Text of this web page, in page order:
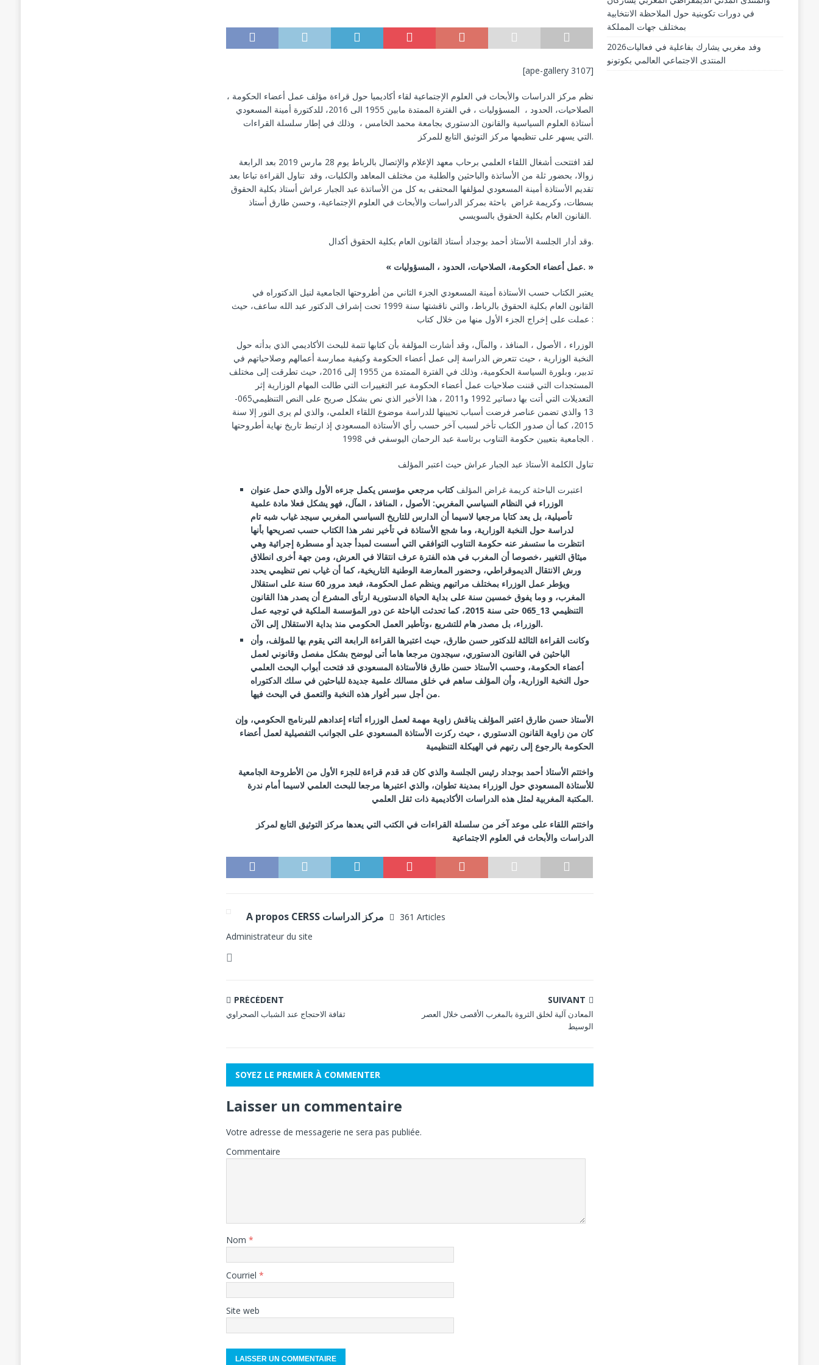
[ape-gallery 3107]
نظم مركز الدراسات والأبحاث في العلوم الإجتماعية لقاء أكاديميا حول قراءة مؤلف عمل أعضاء الحكومة ،
الصلاحيات، الحدود ، المسؤوليات ، في الفترة الممتدة مابين 1955 الى 2016، للدكتورة أمينة المسعودي
أستاذة العلوم السياسية والقانون الدستوري بجامعة محمد الخامس ، وذلك في إطار سلسلة القراءات
التي يسهر على تنظيمها مركز التوثيق التابع للمركز.
زوالا، بحضور ثلة من الأساتذة والباحثين والطلبة من مختلف المعاهد والكليات، وقد تناول القراءة تباعا بعد
تقديم الأستاذة أمينة المسعودي لمؤلفها المحتفى به كل من الأساتذة عبد الجبار عراش أستاذ بكلية الحقوق
بسطات، وكريمة غراض باحثة بمركز الدراسات والأبحاث في العلوم الإجتماعية، وحسن طارق أستاذ
القانون العام بكلية الحقوق بالسويسي.
وقد أدار الجلسة الأستاذ أحمد بوجداد أستاذ القانون العام بكلية الحقوق أكدال.
« عمل أعضاء الحكومة، الصلاحيات، الحدود ، المسؤوليات. »
يعتبر الكتاب حسب الأستاذة أمينة المسعودي الجزء الثاني من أطروحتها الجامعية لنيل الدكتوراه في
القانون العام بكلية الحقوق بالرباط، والتي ناقشتها سنة 1999 تحت إشراف الدكتور عبد الله ساعف، حيث
عملت على إخراج الجزء الأول منها من خلال كتاب :
الوزراء ، الأصول ، المنافذ ، والمآل، وقد أشارت المؤلفة بأن كتابها تتمة للبحث الأكاديمي الذي بدأته حول
النخبة الوزارية ، حيث تتعرض الدراسة إلى عمل أعضاء الحكومة وكيفية ممارسة أعمالهم وصلاحياتهم في
تدبير، وبلورة السياسة الحكومية، وذلك في الفترة الممتدة من 1955 إلى 2016، حيث تطرقت إلى مختلف
المستجدات التي قننت صلاحيات عمل أعضاء الحكومة عبر التغييرات التي طالت المهام الوزارية إثر
التعديلات التي أتت بها دساتير 1992 و2011 ، هذا الأخير الذي نص بشكل صريح على النص التنظيمي065-
13 والذي تضمن عناصر فرضت أسباب تحيينها للدراسة موضوع اللقاء العلمي، والذي لم يرى النور إلا سنة
2015، كما أن صدور الكتاب تأخر لسبب آخر حسب رأي الأستاذة المسعودي إذ ارتبط تاريخ نهاية أطروحتها
الجامعية بتعيين حكومة التناوب برئاسة عبد الرحمان اليوسفي في 1998 .
تناول الكلمة الأستاذ عبد الجبار عراش حيث اعتبر المؤلف
اعتبرت الباحثة كريمة غراض المؤلفكتاب مرجعي مؤسس يكمل جزءه الأول والذي حمل عنوان
الوزراء في النظام السياسي المغربي: الأصول ، المنافذ ، المآل، فهو يشكل فعلا مادة علمية
تأصيلية، بل يعد كتابا مرجعيا لاسيما أن الدارس للتاريخ السياسي المغربي سيجد غياب شبه تام
لدراسة حول النخبة الوزارية، وما شجع الأستاذة في تأخير نشر هذا الكتاب حسب تصريحها بأنها
انتظرت ما ستسفر عنه حكومة التناوب التوافقي التي أسست لمبدأ جديد أو مسطرة إجرائية وهي
ميثاق التغيير ،خصوصا أن المغرب في هذه الفترة عرف انتقالا في العرش، ومن جهة أخرى انطلاق
ورش الانتقال الديموقراطي، وحضور المعارضة الوطنية التاريخية، كما أن غياب نص تنظيمي يحدد
ويؤطر عمل الوزراء بمختلف مراتبهم وينظم عمل الحكومة، فبعد مرور 60 سنة على استقلال
المغرب، و وما يفوق خمسين سنة على بداية الحياة الدستورية ارتأى المشرع أن يصدر هذا القانون
التنظيمي 13_065 حتى سنة 2015، كما تحدثت الباحثة عن دور المؤسسة الملكية في توجيه عمل
الوزراء، بل مصدر هام للتشريع ،وتأطير العمل الحكومي منذ بداية الاستقلال إلى الآن.
وكانت القراءة الثالثة للدكتور حسن طارق، حيث اعتبرها القراءة الرابعة التي يقوم بها للمؤلف، وأن
الباحثين في القانون الدستوري، سيجدون مرجعا هاما أتى ليوضح بشكل مفصل وقانوني لعمل
أعضاء الحكومة، وحسب الأستاذ حسن طارق فالأستاذة المسعودي قد فتحت أبواب البحث العلمي
حول النخبة الوزارية، وأن المؤلف ساهم في خلق مسالك علمية جديدة للباحثين في سلك الدكتوراه
من أجل سبر أغوار هذه النخبة والتعمق في البحث فيها.
الأستاذ حسن طارق اعتبر المؤلف يناقش زاوية مهمة لعمل الوزراء أثناء إعدادهم للبرنامج الحكومي، وإن
كان من زاوية القانون الدستوري ، حيث ركزت الأستاذة المسعودي على الجوانب التفصيلية لعمل أعضاء
الحكومة بالرجوع إلى رتبهم في الهيكلة التنظيمية
واختتم الأستاذ أحمد بوجداد رئيس الجلسة والذي كان قد قدم قراءة للجزء الأول من الأطروحة الجامعية
للأستاذة المسعودي حول الوزراء بمدينة تطوان، والذي اعتبرها مرجعا للبحث العلمي لاسيما أمام ندرة
المكتبة المغربية لمثل هذه الدراسات الأكاديمية ذات ثقل العلمي.
واختتم اللقاء على موعد آخر من سلسلة القراءات في الكتب التي يعدها مركز التوثيق التابع لمركز
الدراسات والأبحاث في العلوم الاجتماعية
361 Articles
Administrateur du site
PRÉCÉDENT
ثقافة الاحتجاج عند الشباب الصحراوي
SUIVANT
المعادن آلية لخلق الثروة بالمغرب الأقصى خلال العصر
الوسيط
SOYEZ LE PREMIER À COMMENTER
Laisser un commentaire
Votre adresse de messagerie ne sera pas publiée.
Commentaire
Nom*
Courriel*
Site web
في دورات تكوينية حول الملاحظة الانتخابية
بمختلف جهات المملكة
2026وفد مغربي يشارك بفاعلية في فعاليات
المنتدى الاجتماعي العالمي بكوتونو